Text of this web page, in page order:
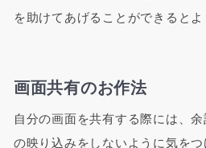
を助けてあげることができるとよ
画面共有のお作法
自分の画面を共有する際には、
の映り込みをしないように気を